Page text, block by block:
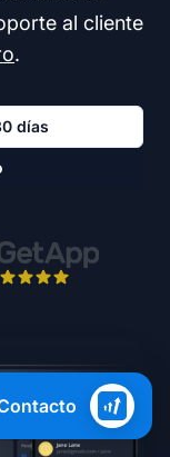
al cliente
.
días